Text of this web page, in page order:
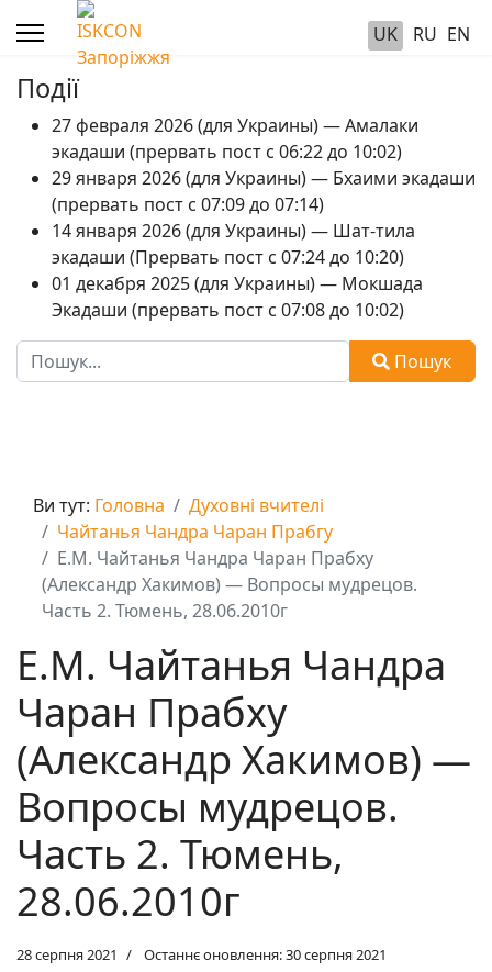
UK RU EN
Події
27 февраля 2026 (для Украины) — Амалаки
экадаши (прервать пост с 06:22 до 10:02)
29 января 2026 (для Украины) — Бхаими экадаши
(прервать пост с 07:09 до 07:14)
14 января 2026 (для Украины) — Шат-тила
экадаши (Прервать пост с 07:24 до 10:20)
01 декабря 2025 (для Украины) — Мокшада
Экадаши (прервать пост с 07:08 до 10:02)
Пошук
Пошук
Ви тут: Головна
Духовні вчителі
Чайтанья Чандра Чаран Прабгу
Е.М. Чайтанья Чандра Чаран Прабху
(Александр Хакимов) — Вопросы мудрецов.
Часть 2. Тюмень, 28.06.2010г
Е.М. Чайтанья Чандра
Чаран Прабху
(Александр Хакимов) —
Вопросы мудрецов.
Часть 2. Тюмень,
28.06.2010г
28 серпня 2021 Останнє оновлення: 30 серпня 2021